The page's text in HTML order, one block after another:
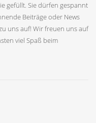
gefüllt. Sie dürfen gespannt
Beiträge oder News
uns auf! Wir freuen uns auf
viel Spaß beim